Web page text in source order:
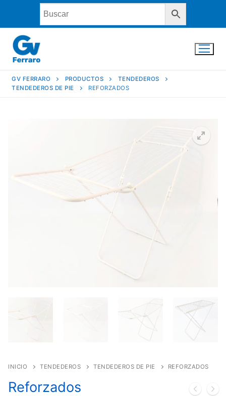
contenido
CONTACTO
GV FERRARO PRODUCTOS
TENDEDEROS
TENDEDEROS DE PIE
REFORZADOS
INICIO TENDEDEROS TENDEDEROS DE PIE REFORZADOS
Reforzados